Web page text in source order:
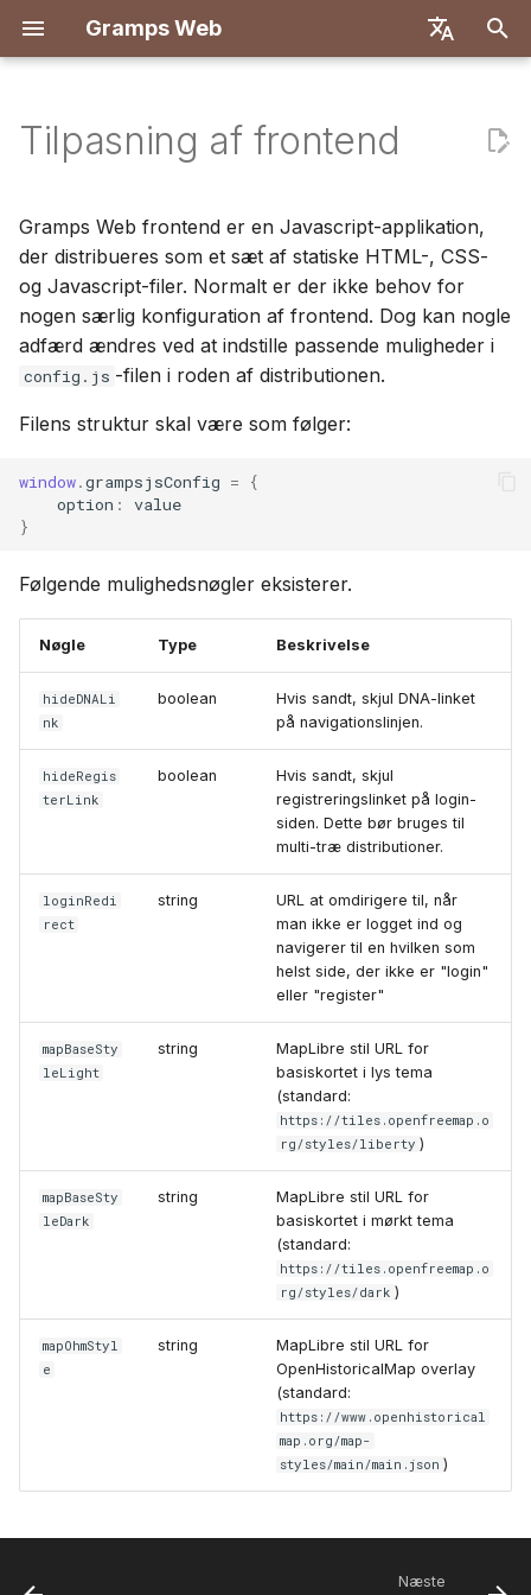
Gramps Web
Deutsch
Español
简体中文
Tiếng Việt
Türkçe
Русский
t
s
g
n
Funktioner
Implementér med Docker
Docker med Let's Encrypt
DigitalOcean
TrueNAS
Introduktion
Opret ejerkonto
Importér data
Eksportér data
Synkroniser med Gramps
Introduktion
Første trin
Registrering
Første login
Gennemse dit stamtræ
Søgning
Stamtræ
Tidslinje
Kort
Redigér data
Tilføj mediefiler
Tag personer i billeder
Brug bloggen
Administrer opgaver
Oversigt
DNA-matches
Kromosombrowser
Y-DNA
Rapporter
Bogmærker
Historik
Revisionshistorik
Avanceret
GQL-filtre
AI-assistent
Ekstern søgning
Brugerindstillinger
Tastaturgenveje
Notifikationer
Oversigt
Backend
Introduktion
Udviklingsopsætning
API-specifikation
Manuelle forespørgsler
Frontend
Introduktion
Udviklingsopsætning
Arkitektur
Oversættelse
Tilpasning af frontend
Gramps Web frontend er en Javascript-applikation,
der distribueres som et sæt af statiske HTML-, CSS-
og Javascript-filer. Normalt er der ikke behov for
nogen særlig konfiguration af frontend. Dog kan nogle
adfærd ændres ved at indstille passende muligheder i
config.js -filen i roden af distributionen.
Filens struktur skal være som følger:
window.grampsjsConfig =
{
option :
value
}
Følgende mulighedsnøgler eksisterer.
Nøgle Type Beskrivelse
hideDNALi
nk
boolean
Hvis sandt, skjul DNA-linket
på navigationslinjen.
hideRegis
terLink
boolean
Hvis sandt, skjul
registreringslinket på login-
siden. Dette bør bruges til
multi-træ distributioner.
loginRedi
rect
string
URL at omdirigere til, når
man ikke er logget ind og
navigerer til en hvilken som
helst side, der ikke er "login"
eller "register"
mapBaseSty
leLight
string
MapLibre stil URL for
basiskortet i lys tema
(standard:
https://tiles.openfreemap.o
rg/styles/liberty )
mapBaseSty
leDark
string
MapLibre stil URL for
basiskortet i mørkt tema
(standard:
https://tiles.openfreemap.o
rg/styles/dark )
mapOhmStyl
e
string
MapLibre stil URL for
OpenHistoricalMap overlay
(standard:
https://www.openhistorical
map.org/map-
styles/main/main.json )
Næste